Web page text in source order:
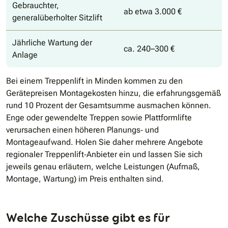
Gebrauchter,
generalüberholter Sitzlift
ab etwa 3.000 €
Jährliche Wartung der
Anlage
ca. 240–300 €
Bei einem Treppenlift in Minden kommen zu den
Gerätepreisen Montagekosten hinzu, die erfahrungsgemäß
rund 10 Prozent der Gesamtsumme ausmachen können.
Enge oder gewendelte Treppen sowie Plattformlifte
verursachen einen höheren Planungs‐ und
Montageaufwand. Holen Sie daher mehrere Angebote
regionaler Treppenlift‐Anbieter ein und lassen Sie sich
jeweils genau erläutern, welche Leistungen (Aufmaß,
Montage, Wartung) im Preis enthalten sind.
Welche Zuschüsse gibt es für